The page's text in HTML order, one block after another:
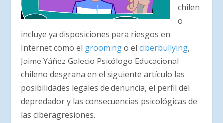
chilen
o
incluye ya disposiciones para riesgos en
Internet como el groomingo elciberbullying,
Jaime Yáñez Galecio Psicólogo Educacional
chileno desgrana en el siguiente artículo las
posibilidades legales de denuncia, el perfil del
depredador y las consecuencias psicológicas de
las ciberagresiones.